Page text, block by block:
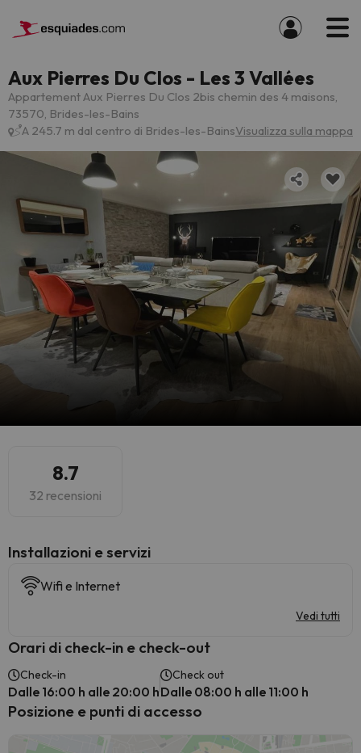
Aux Pierres Du Clos - Les 3 Vallées
Appartement Aux Pierres Du Clos 2bis chemin des 4 maisons,
73570, Brides-les-Bains
A 245.7 m dal centro di Brides-les-BainsVisualizza sulla mappa
8.7
32 recensioni
Installazioni e servizi
Wifi e Internet
Vedi tutti
Orari di check-in e check-out
Check-in
Dalle 16:00 h alle 20:00 h
Check out
Dalle 08:00 h alle 11:00 h
Posizione e punti di accesso